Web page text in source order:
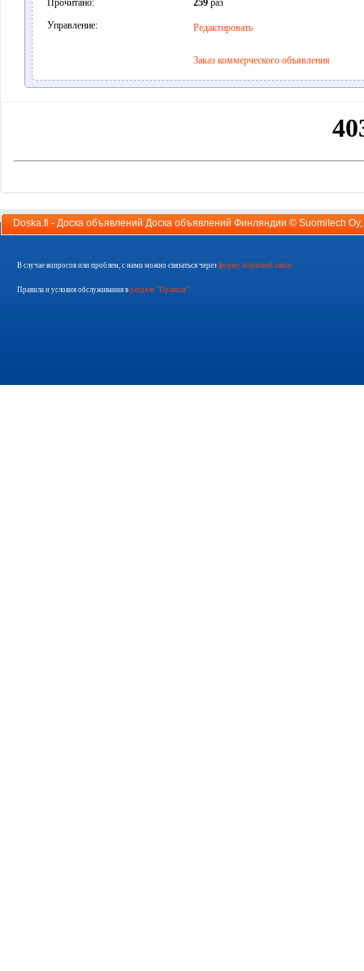
Прочитано: 259раз
Управление:
Редактировать
Заказ коммерческого объявления
Doska.fi - Доска объявлений Доска объявлений Финляндии © Suomitech Oy
В случае вопросов или проблем, с нами можно связаться через форму обратной связи
Правила и условия обслуживания в разделе "Правила"